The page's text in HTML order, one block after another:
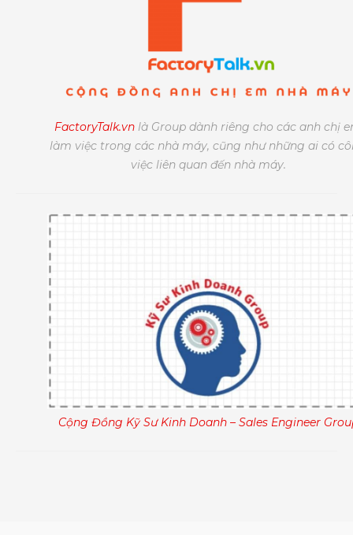
FactoryTalk.vn là Group dành riêng cho các anh chị
làm việc trong các nhà máy, cũng như những ai có
việc liên quan đến nhà máy.
Cộng Đồng Kỹ Sư Kinh Doanh – Sales Engineer